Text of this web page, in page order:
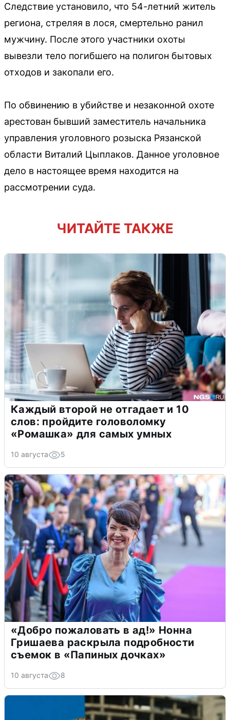
Следствие установило, что 54-летний житель
региона, стреляя в лося, смертельно ранил
мужчину. После этого участники охоты
вывезли тело погибшего на полигон бытовых
отходов и закопали его.
По обвинению в убийстве и незаконной охоте
арестован бывший заместитель начальника
управления уголовного розыска Рязанской
области Виталий Цыплаков. Данное уголовное
дело в настоящее время находится на
рассмотрении суда.
ЧИТАЙТЕ ТАКЖЕ
Каждый второй не отгадает и 10
слов: пройдите головоломку
«Ромашка» для самых умных
10 августа 5
«Добро пожаловать в ад!» Нонна
Гришаева раскрыла подробности
съемок в «Папиных дочках»
10 августа 8